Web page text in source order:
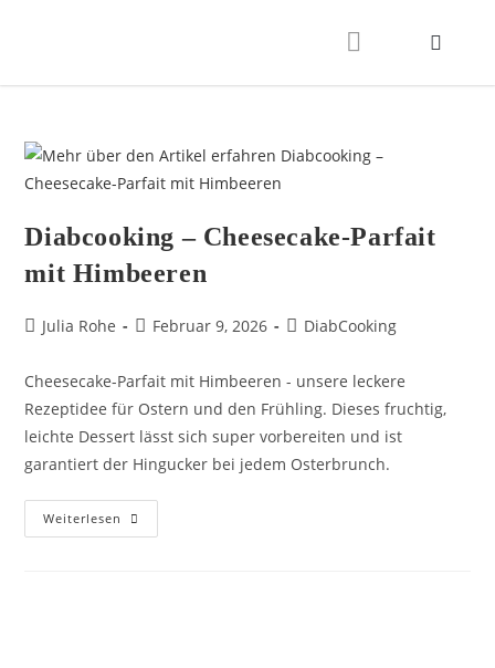
Diabcooking – Cheesecake-Parfait
mit Himbeeren
Julia Rohe Februar 9, 2026 DiabCooking
Cheesecake-Parfait mit Himbeeren - unsere leckere
Rezeptidee für Ostern und den Frühling. Dieses fruchtig,
leichte Dessert lässt sich super vorbereiten und ist
garantiert der Hingucker bei jedem Osterbrunch.
Weiterlesen